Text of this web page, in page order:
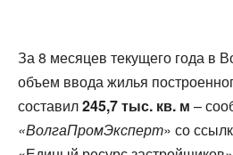
За 8 месяцев текущего года в
объем ввода жилья
составил245,7 тыс. кв. м –
«ВолгаПромЭксперт» со